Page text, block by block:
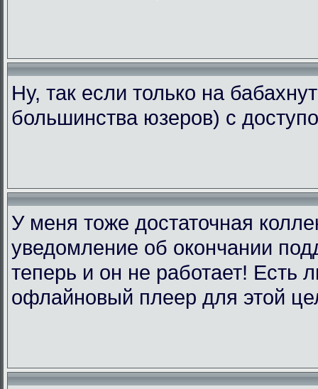
Ну, так если только на
большинства юзеров) с
У меня тоже достаточная
уведомление об окончании
теперь и он не работает! Есть
офлайновый плеер для этой